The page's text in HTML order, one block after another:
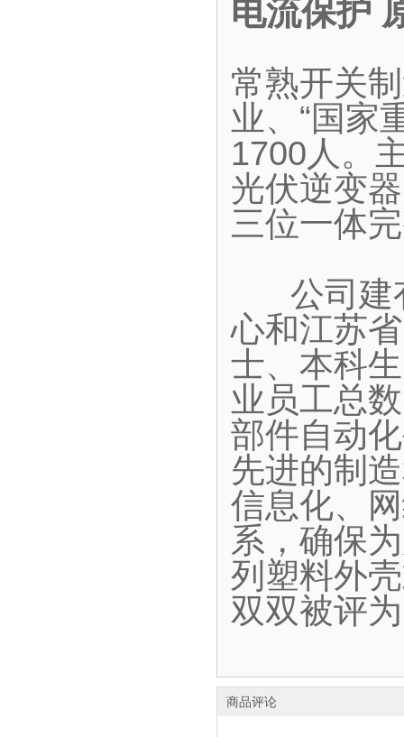
电流保护
常熟开关
业、“国家
1700人。
光伏逆变
三位一体
公司建
心和江苏
士、本科
业员工总
部件自动
先进的制
信息化、
系，确保
列塑料外
双双被评
商品评论